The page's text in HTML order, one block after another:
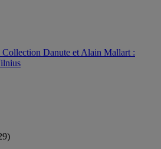
Collection Danute et Alain Mallart :